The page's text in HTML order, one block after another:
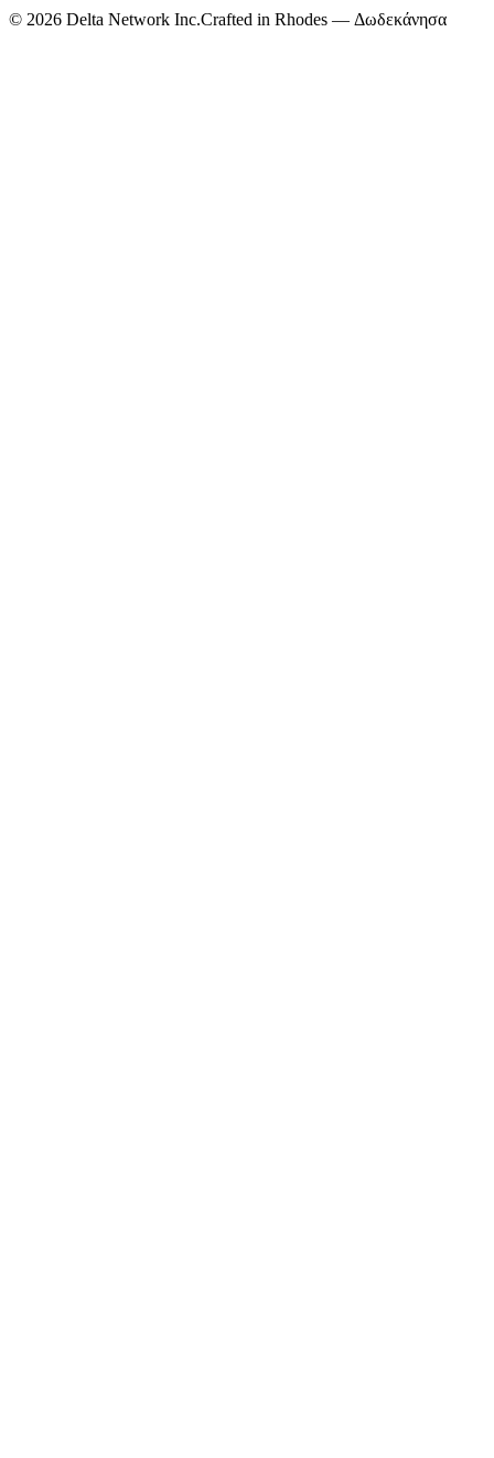
© 2026 Delta Network Inc.Crafted in Rhodes — Δωδεκάνησα